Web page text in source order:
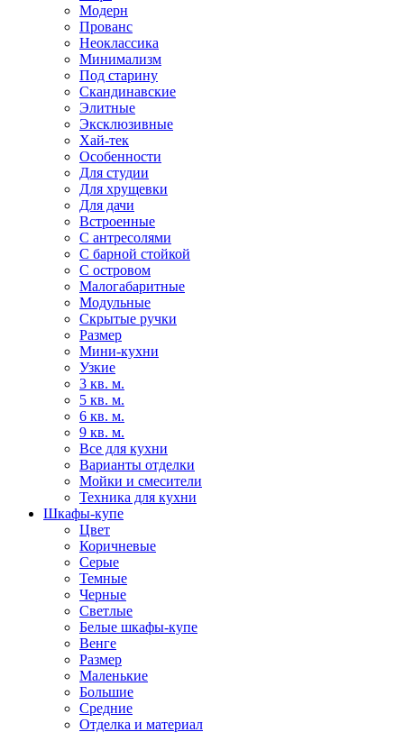
Модерн
Прованс
Неоклассика
Минимализм
Под старину
Скандинавские
Элитные
Эксклюзивные
Хай-тек
Особенности
Для студии
Для хрущевки
Для дачи
Встроенные
С антресолями
С барной стойкой
С островом
Малогабаритные
Модульные
Скрытые ручки
Размер
Мини-кухни
Узкие
3 кв. м.
5 кв. м.
6 кв. м.
9 кв. м.
Все для кухни
Варианты отделки
Мойки и смесители
Техника для кухни
Шкафы-купе
Цвет
Коричневые
Серые
Темные
Черные
Светлые
Белые шкафы-купе
Венге
Размер
Маленькие
Большие
Средние
Отделка и материал